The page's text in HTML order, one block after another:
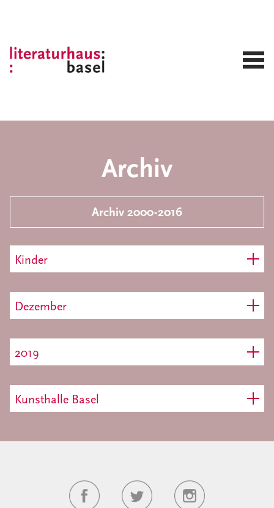
Archiv
Archiv 2000-2016
Kinder
Dezember
2019
Kunsthalle Basel